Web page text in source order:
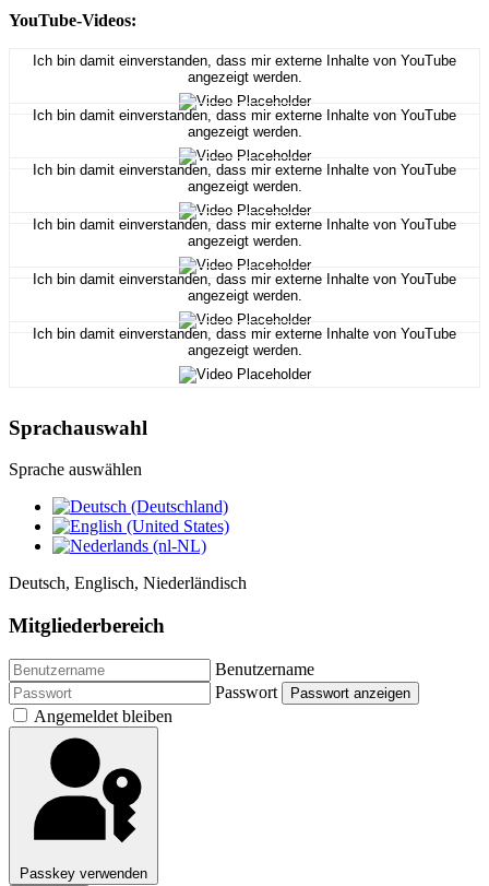
YouTube-Videos:
Ich bin damit einverstanden, dass mir externe Inhalte von YouTube
angezeigt werden.
Ich bin damit einverstanden, dass mir externe Inhalte von YouTube
angezeigt werden.
Ich bin damit einverstanden, dass mir externe Inhalte von YouTube
angezeigt werden.
Ich bin damit einverstanden, dass mir externe Inhalte von YouTube
angezeigt werden.
Ich bin damit einverstanden, dass mir externe Inhalte von YouTube
angezeigt werden.
Ich bin damit einverstanden, dass mir externe Inhalte von YouTube
angezeigt werden.
Sprachauswahl
Sprache auswählen
Deutsch, Englisch, Niederländisch
Mitgliederbereich
Benutzername
Passwort
Passwort anzeigen
Angemeldet bleiben
Passkey verwenden